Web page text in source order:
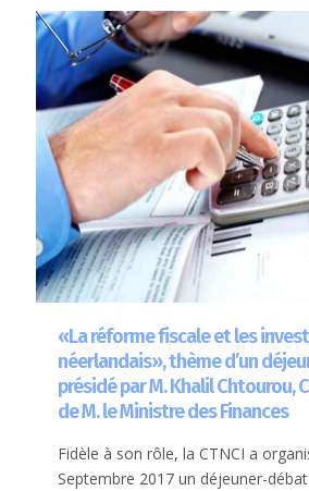
«La réforme fiscale et les
néerlandais», thème d’un
présidé par M. Khalil Chtourou,
de M. le Ministre des Finances
Fidèle à son rôle, la CTNCI a
Septembre 2017 un déjeuner-